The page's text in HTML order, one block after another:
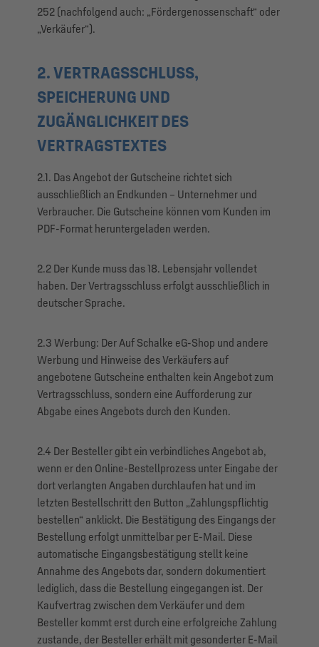
252 (nachfolgend auch: „Fördergenossenschaft“ oder
„Verkäufer“).
2. VERTRAGSSCHLUSS,
SPEICHERUNG UND
ZUGÄNGLICHKEIT DES
VERTRAGSTEXTES
2.1. Das Angebot der Gutscheine richtet sich
ausschließlich an Endkunden – Unternehmer und
Verbraucher. Die Gutscheine können vom Kunden im
PDF-Format heruntergeladen werden.
2.2 Der Kunde muss das 18. Lebensjahr vollendet
haben. Der Vertragsschluss erfolgt ausschließlich in
deutscher Sprache.
2.3 Werbung: Der Auf Schalke eG-Shop und andere
Werbung und Hinweise des Verkäufers auf
angebotene Gutscheine enthalten kein Angebot zum
Vertragsschluss, sondern eine Aufforderung zur
Abgabe eines Angebots durch den Kunden.
2.4 Der Besteller gibt ein verbindliches Angebot ab,
wenn er den Online-Bestellprozess unter Eingabe der
dort verlangten Angaben durchlaufen hat und im
letzten Bestellschritt den Button „Zahlungspflichtig
bestellen“ anklickt. Die Bestätigung des Eingangs der
Bestellung erfolgt unmittelbar per E-Mail. Diese
automatische Eingangsbestätigung stellt keine
Annahme des Angebots dar, sondern dokumentiert
lediglich, dass die Bestellung eingegangen ist. Der
Kaufvertrag zwischen dem Verkäufer und dem
Besteller kommt erst durch eine erfolgreiche Zahlung
zustande, der Besteller erhält mit gesonderter E-Mail